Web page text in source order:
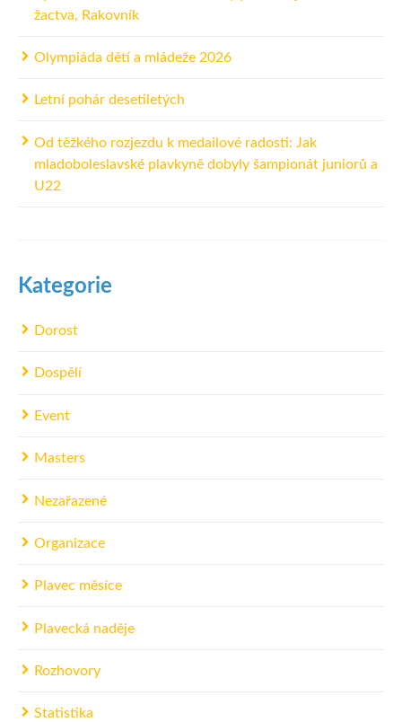
žactva, Rakovník
Olympiáda dětí a mládeže 2026
Letní pohár desetiletých
Od těžkého rozjezdu k medailové radosti: Jak
mladoboleslavské plavkyně dobyly šampionát juniorů a
U22
Kategorie
Dorost
Dospělí
Event
Masters
Nezařazené
Organizace
Plavec měsíce
Plavecká naděje
Rozhovory
Statistika